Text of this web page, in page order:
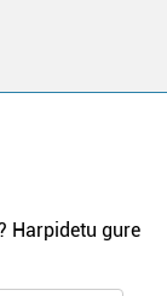
Harpidetu gure